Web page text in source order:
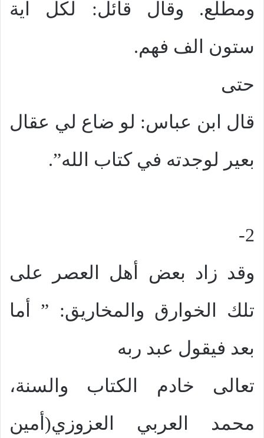
ومطلع. وقال قائل: لكل اية
ستون الف فهم.
حتى
قال ابن عباس: لو ضاع لي عقال
بعير لوجدته في كتاب الله”.
2-
وقد زاد بعض أهل العصر على
تلك الخوارق والمخاريق: ” أما
بعد فيقول عبد ربه
تعالى خادم الكتاب والسنة،
محمد العربي العزوزي(أمين